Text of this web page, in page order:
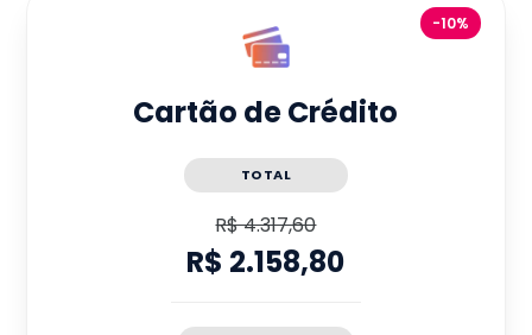
-10%
Cartão de Crédito
TOTAL
R$ 4.317,60
R$ 2.158,80